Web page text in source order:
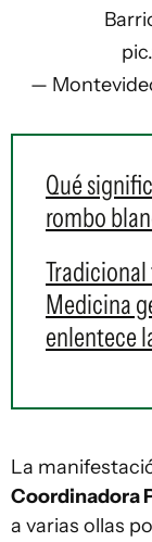
—
Qué
rombo
Tradicional
Medicina
enlentece
La
Coordinadora
a varias ollas